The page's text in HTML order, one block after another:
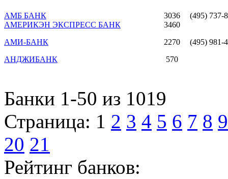
АМБ БАНК 3036
(495) 737-
АМЕРИКЭН ЭКСПРЕСС БАНК
3460
АМИ-БАНК
2270
(495) 981-
АНДЖИБАНК
570
Банки 1-50 из 1019
Страница: 1 2 3 4 5 6 7 8 9
20 21
Рейтинг банков: